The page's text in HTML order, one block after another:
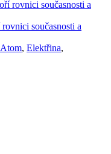
současnosti a
Atom, Elektřina,